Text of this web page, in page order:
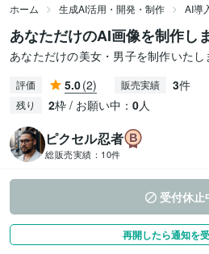
ホーム 生成AI活用・開発・制作 AI導
あなただけのAI画像を制作し
あなただけの美女・男子を制作いたし
評価 5.0(2) 販売実績 3件
残り 2枠 / お願い中： 0人
ピクセル忍者
総販売実績： 10件
受付休止
再開したら通知を